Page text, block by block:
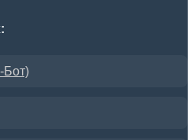
Бот)